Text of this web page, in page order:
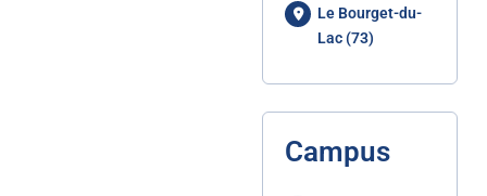
Le Bourget-du-
Lac (73)
Campus